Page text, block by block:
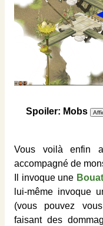
Spoiler: Mobs
Vous voilà enfin
accompagné de
Il invoque une
lui-même invoque
(vous pouvez
faisant des